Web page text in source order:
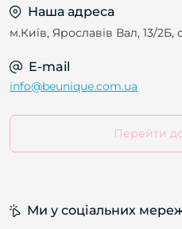
Наша адреса
м.Київ, Ярославів Вал, 13/2Б,
E-mail
info@beunique.com.ua
Перейти до
Ми у соціальних